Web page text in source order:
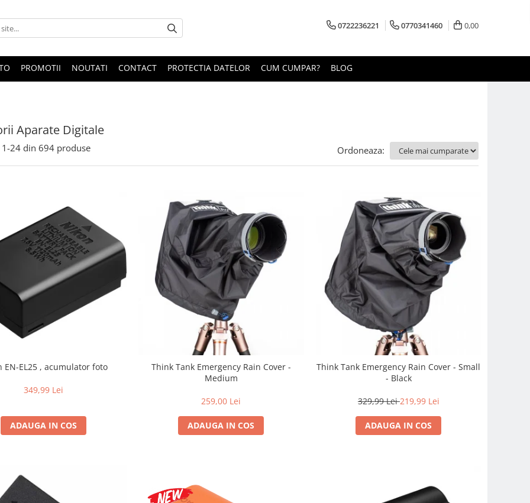
0722236221 0770341460 0,00
PROMOTII NOUTATI CONTACT PROTECTIA DATELOR CUM CUMPAR? BLOG
Aparate Digitale
1-24 din 694 produse Ordoneaza:
EN-EL25 , acumulator foto
349,99 Lei
ADAUGA IN COS
Think Tank Emergency Rain Cover -
Medium
259,00 Lei
ADAUGA IN COS
Think Tank Emergency Rain Cover - Small
- Black
329,99 Lei219,99 Lei
ADAUGA IN COS